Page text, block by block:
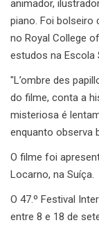
animador,
piano. Foi bolseiro
no Royal College
estudos na Escola
"L’ombre des
do filme, conta a
misteriosa é
enquanto observa
O filme foi
Locarno, na Suíça.
O 47.º Festival
entre 8 e 18 de